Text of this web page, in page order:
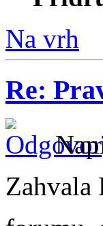
Na vrh
Re:
Zahvala